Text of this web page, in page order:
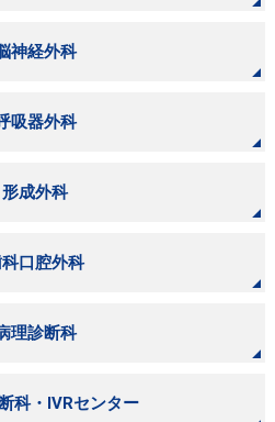
神経外科
吸器外科
形成外科
口腔外科
理診断科
科・IVRセンター